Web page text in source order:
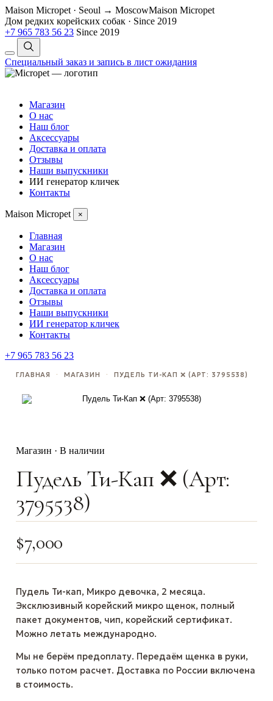
Maison Micropet · Seoul → MoscowMaison Micropet
Дом редких корейских собак · Since 2019
+7 965 783 56 23 Since 2019
Специальный заказ и запись в лист ожидания
Магазин
О нас
Наш блог
Аксессуары
Доставка и оплата
Отзывы
Наши выпускники
ИИ генератор кличек
Контакты
Maison Micropet ×
Главная
Магазин
О нас
Наш блог
Аксессуары
Доставка и оплата
Отзывы
Наши выпускники
ИИ генератор кличек
Контакты
+7 965 783 56 23
ГЛАВНАЯ · МАГАЗИН · ПУДЕЛЬ ТИ-КАП ❌ (АРТ: 3795538)
Магазин · В наличии
Пудель Ти-Кап ❌ (Арт:
3795538)
$7,000
Пудель Ти-кап, Микро девочка, 2 месяца.
Эксклюзивный корейский микро щенок, полный
пакет документов, чип, корейский сертификат.
Можно летать международно.
Мы не берём предоплату. Передаём щенка в руки,
только потом расчет. Доставка по России включена
в стоимость.